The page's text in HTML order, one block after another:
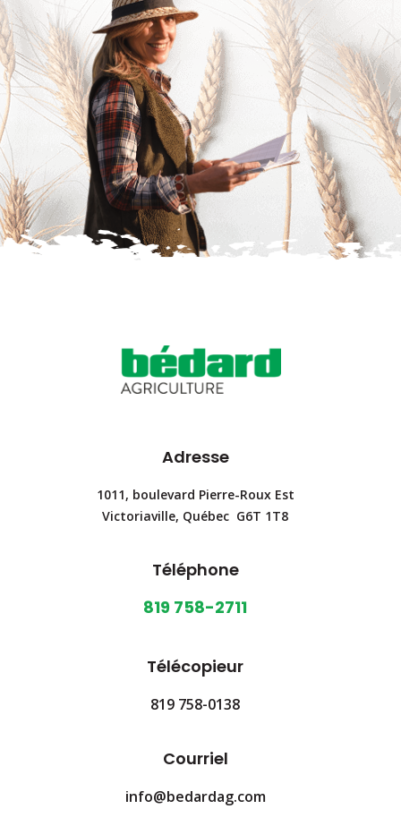
Adresse
1011, boulevard Pierre-Roux Est
Victoriaville, Québec G6T 1T8
Téléphone
819 758-2711
Télécopieur
819 758-0138
Courriel
info@bedardag.com